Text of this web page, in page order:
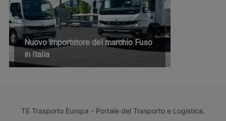
Nuovo importatore del marchio Fuso
in Italia
TE Trasporto Europa - Portale del Trasporto e Logistica.